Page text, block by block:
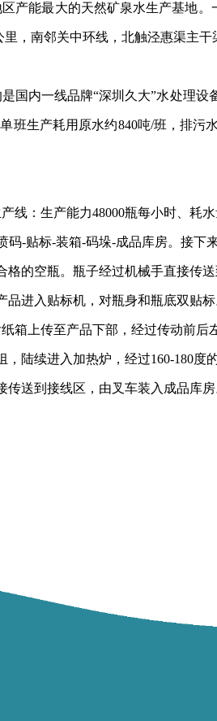
产能最大的天然矿泉水生产基地。
里，南邻关中环线，北触泾惠渠主干
国内一线品牌“深圳久大”水处理设
班生产耗用原水约840吨/班，排
线：生产能力48000瓶每小时、耗
码-贴标-装箱-码垛-成品库房。接
格的空瓶。瓶子经过机械手直接传
品进入贴标机，对瓶身和瓶底双贴
箱上传至产品下部，经过传动前
陆续进入加热炉，经过160-180
送到接线区，由叉车装入成品库房